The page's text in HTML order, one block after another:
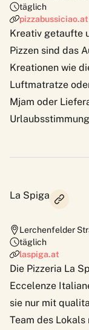
täglich
pizzabussiciao.at
Kreativ getaufte
Pizzen sind das
Kreationen wie
Luftmatratze
Mjam oder
La Spiga
Lerchenfelder
täglich
laspiga.at
Die Pizzeria La
Eccelenze
sie nur mit
Team des